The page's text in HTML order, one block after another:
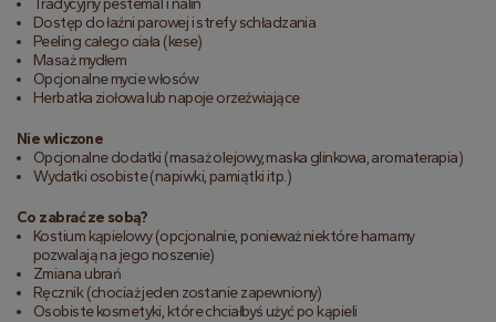
Tradycyjny pestemal i nalın
Dostęp do łaźni parowej i strefy schładzania
Peeling całego ciała (kese)
Masaż mydłem
Opcjonalne mycie włosów
Herbatka ziołowa lub napoje orzeźwiające
Nie wliczone
Opcjonalne dodatki (masaż olejowy, maska glinkowa, aromaterapia)
Wydatki osobiste (napiwki, pamiątki itp.)
Co zabrać ze sobą?
Kostium kąpielowy (opcjonalnie, ponieważ niektóre hamamy
pozwalają na jego noszenie)
Zmiana ubrań
Ręcznik (chociaż jeden zostanie zapewniony)
Osobiste kosmetyki, które chciałbyś użyć po kąpieli